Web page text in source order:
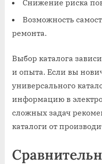
Снижение риска
Возможность
ремонта.
Выбор каталога
и опыта. Если вы
универсального
информацию в
сложных задач
каталоги от